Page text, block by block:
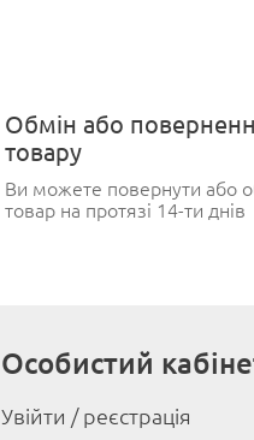
Обмін або
товару
Ви можете повернути або
товар на протязі 14-ти днів
Особистий
Увійти / реєстрація